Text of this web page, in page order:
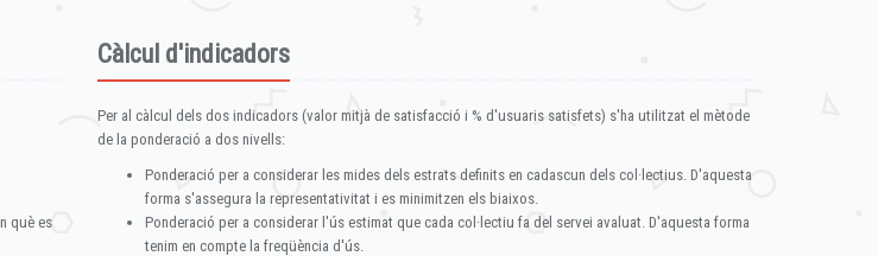
què es
Càlcul d'indicadors
Per al càlcul dels dos indicadors (valor mitjà de satisfacció i % d'usuaris satisfets) s'ha utilitzat el mètode
de la ponderació a dos nivells:
Ponderació per a considerar les mides dels estrats definits en cadascun dels col·lectius. D'aquesta
forma s'assegura la representativitat i es minimitzen els biaixos.
Ponderació per a considerar l'ús estimat que cada col·lectiu fa del servei avaluat. D'aquesta forma
tenim en compte la freqüència d'ús.